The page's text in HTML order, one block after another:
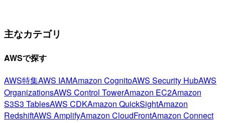
主なカテゴリ
AWSで探す
AWS特集AWS IAMAmazon CognitoAWS Security HubAWS
OrganizationsAWS Control TowerAmazon EC2Amazon
S3S3 TablesAWS CDKAmazon QuickSightAmazon
RedshiftAWS AmplifyAmazon CloudFrontAmazon Connect